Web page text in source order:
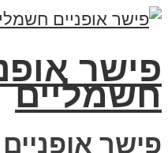
פישר
חשמליים
פישר